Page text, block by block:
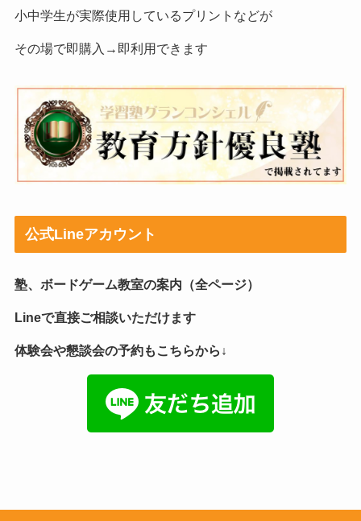
小中学生が実際使用しているプリントなどが
その場で即購入→即利用できます
公式Lineアカウント
塾、ボードゲーム教室の案内（全ページ）
Lineで直接ご相談いただけます
体験会や懇談会の予約もこちらから↓